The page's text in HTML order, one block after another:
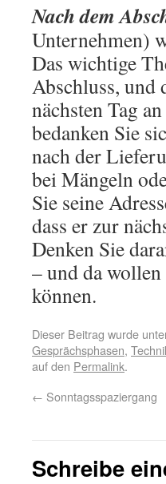
Nach dem
Unternehmen)
Das wichtige
Abschluss, und
nächsten Tag
bedanken Sie
nach der
bei Mängeln
Sie seine
dass er zur
Denken Sie
– und da
können.
Dieser Beitrag wurde
Gesprächsphasen,
auf den Permalink.
← Sonntagsspaziergang
Schreibe